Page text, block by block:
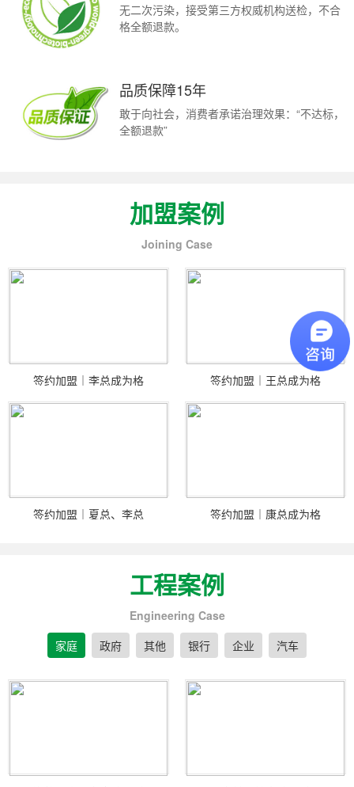
无二次污染，接受第三方权威机构送检，不合
格全额退款。
品质保障15年
敢于向社会，消费者承诺治理效果：“不达标，
全额退款”
加盟案例
Joining Case
签约加盟｜李总成为格 签约加盟｜王总成为格
签约加盟｜夏总、李总 签约加盟｜康总成为格
工程案例
Engineering Case
家庭
政府 其他 银行 企业 汽车